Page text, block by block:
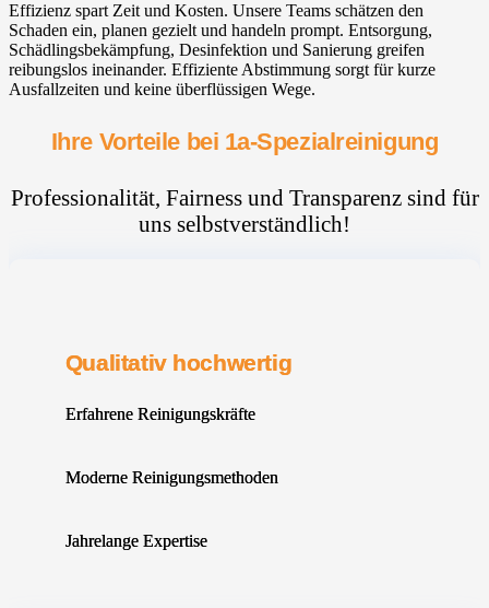
Effizienz spart Zeit und Kosten. Unsere Teams schätzen den
Schaden ein, planen gezielt und handeln prompt. Entsorgung,
Schädlingsbekämpfung, Desinfektion und Sanierung greifen
reibungslos ineinander. Effiziente Abstimmung sorgt für kurze
Ausfallzeiten und keine überflüssigen Wege.
Ihre Vorteile bei 1a-Spezialreinigung
Professionalität, Fairness und Transparenz sind für
uns selbstverständlich!
Qualitativ hochwertig
Erfahrene Reinigungskräfte
Moderne Reinigungsmethoden
Jahrelange Expertise